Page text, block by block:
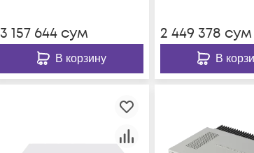
3 157 644сум
В корзину
2 449 378 сум
В